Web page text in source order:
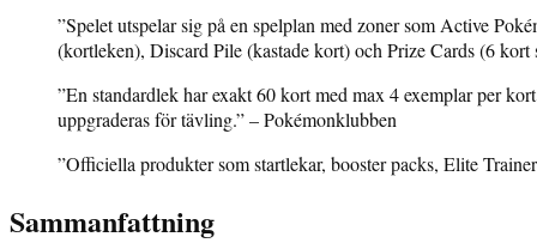
”Spelet utspelar sig på en spelplan med zoner som Active
(kortleken), Discard Pile (kastade kort) och Prize Cards (6
”En standardlek har exakt 60 kort med max 4 exemplar per
uppgraderas för tävling.” – Pokémonklubben
”Officiella produkter som startlekar, booster packs, Elite
Sammanfattning